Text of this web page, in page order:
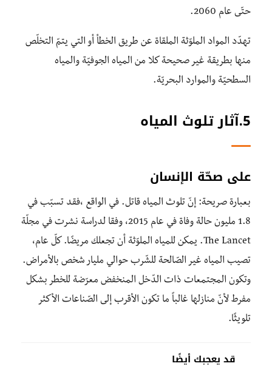
حتّى عام 2060.
تهدّد المواد الملوّثة الملقاة عن طريق الخطأ أو التي يتمّ التخلّص
منها بطريقة غير صحيحة كلا من المياه الجوفيّة والمياه
السطحيّة والموارد البحريّة.
5.آثار تلوث المياه
على صحّة الإنسان
بعبارة صريحة: إنّ تلوث المياه قاتل. في الواقع ،فقد تسبّب في
1.8 مليون حالة وفاة في عام 2015، وفقا لدراسة نشرت في مجلّة
The Lancet. يمكن للمياه الملوّثة أن تجعلك مريضًا. كلّ عام،
تصيب المياه غير الصّالحة للشّرب حوالي مليار شخص بالأمراض.
وتكون المجتمعات ذات الدّخل المنخفض معرّضة للخطر بشكل
مفرط لأنّ منازلها غالباً ما تكون الأقرب إلى الصّناعات الأكثر
تلويثًا.
قد يعجبك أيضًا